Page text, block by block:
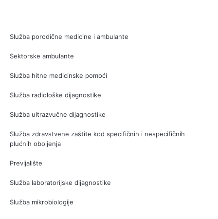
Služba porodične medicine i ambulante
Sektorske ambulante
Služba hitne medicinske pomoći
Služba radiološke dijagnostike
Služba ultrazvučne dijagnostike
Služba zdravstvene zaštite kod specifičnih i nespecifičnih
plućnih oboljenja
Previjalište
Služba laboratorijske dijagnostike
Služba mikrobiologije